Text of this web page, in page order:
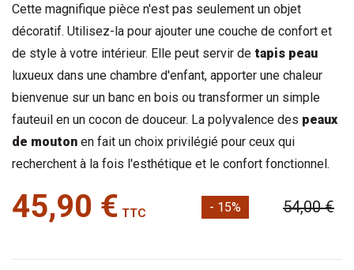
Cette magnifique pièce n'est pas seulement un objet
décoratif. Utilisez-la pour ajouter une couche de confort et
de style à votre intérieur. Elle peut servir de tapis peau
luxueux dans une chambre d'enfant, apporter une chaleur
bienvenue sur un banc en bois ou transformer un simple
fauteuil en un cocon de douceur. La polyvalence des peaux
de mouton en fait un choix privilégié pour ceux qui
recherchent à la fois l'esthétique et le confort fonctionnel.
45,90 € TTC - 15% 54,00 €